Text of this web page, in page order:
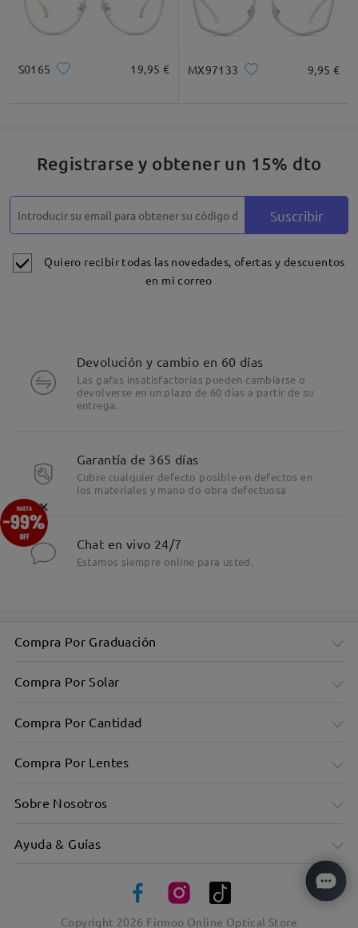
S0165 19,95 € MX97133 9,95 €
Registrarse y obtener un 15% dto
Suscribir
Quiero recibir todas las novedades, ofertas y descuentos
en mi correo
Devolución y cambio en 60 días
Las gafas insatisfactorias pueden cambiarse o
devolverse en un plazo de 60 días a partir de su
entrega.
Garantía de 365 días
Cubre cualquier defecto posible en defectos en
los materiales y mano do obra defectuosa
Chat en vivo 24/7
Estamos siempre online para usted.
Compra Por Graduación
Compra Por Solar
Compra Por Cantidad
Compra Por Lentes
Sobre Nosotros
Ayuda & Guías
Copyright 2026 Firmoo Online Optical Store
×